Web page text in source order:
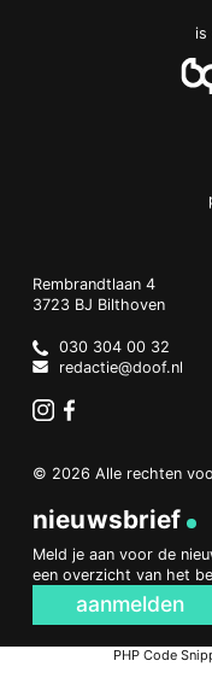
is
Doof.nl
work
Rembrandtlaan 4
3723 BJ Bilthoven
Netherlands
030 304 00 32
redactie@doof.nl
© 2026 Alle rechten
nieuwsbrief
Meld je aan voor de
een overzicht van het
aanmelden
PHP Code